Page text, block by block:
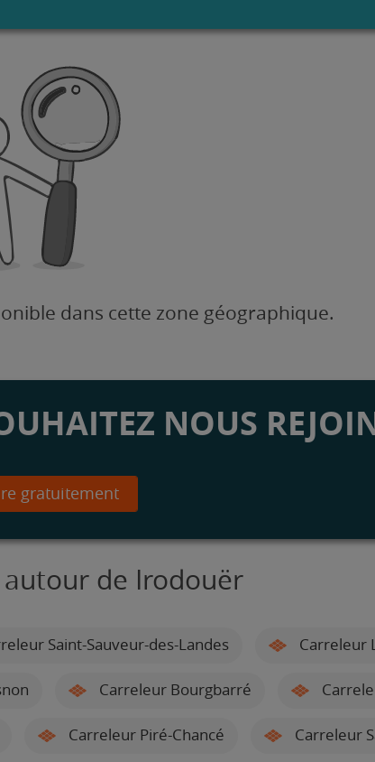
dans cette zone géographique.
NOUS
gratuitement
autour de Irodouër
Saint-Sauveur-des-Landes Carreleur
Carreleur Bourgbarré
Carreleur Piré-Chancé Carreleur